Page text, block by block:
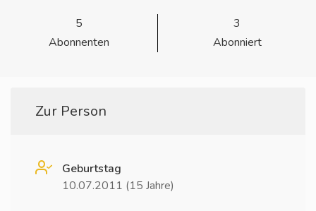
5
Abonnenten
3
Abonniert
Zur Person
Geburtstag
10.07.2011 (15 Jahre)